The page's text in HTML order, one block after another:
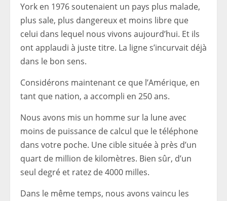
York en 1976 soutenaient un pays plus malade,
plus sale, plus dangereux et moins libre que
celui dans lequel nous vivons aujourd’hui. Et ils
ont applaudi à juste titre. La ligne s’incurvait déjà
dans le bon sens.
Considérons maintenant ce que l’Amérique, en
tant que nation, a accompli en 250 ans.
Nous avons mis un homme sur la lune avec
moins de puissance de calcul que le téléphone
dans votre poche. Une cible située à près d’un
quart de million de kilomètres. Bien sûr, d’un
seul degré et ratez de 4000 milles.
Dans le même temps, nous avons vaincu les